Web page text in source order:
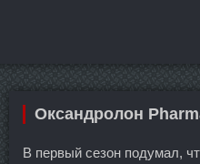
Оксандролон
В первый сезон подумал,